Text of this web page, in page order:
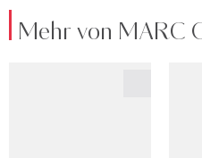
Mehr von MARC